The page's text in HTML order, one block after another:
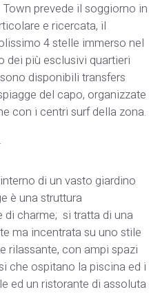
prevede il soggiorno in
e ricercata, il
4 stelle immerso nel
dei più esclusivi quartieri
disponibili transfers
del capo, organizzate
con i centri surf della zona.
di un vasto giardino
è una struttura
charme; si tratta di una
ma incentrata su uno stile
rilassante, con ampi spazi
che ospitano la piscina ed i
ed un ristorante di assoluta